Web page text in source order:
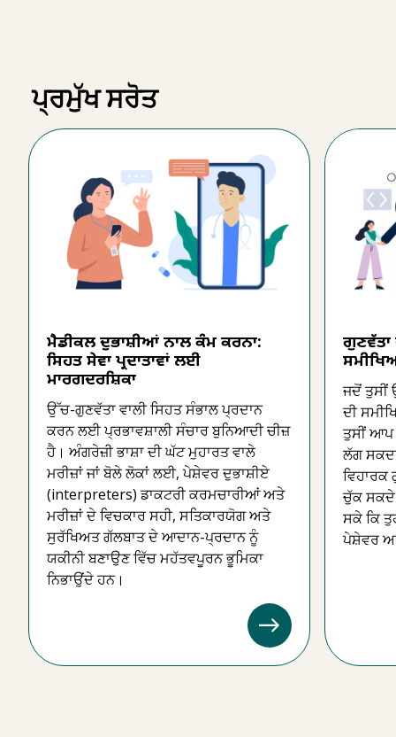
ਪ੍ਰਮੁੱਖ ਸਰੋਤ
ਮੈਡੀਕਲ ਦੁਭਾਸ਼ੀਆਂ ਨਾਲ ਕੰਮ ਕਰਨਾ:
ਸਿਹਤ ਸੇਵਾ ਪ੍ਰਦਾਤਾਵਾਂ ਲਈ
ਮਾਰਗਦਰਸ਼ਿਕਾ
ਉੱਚ-ਗੁਣਵੱਤਾ ਵਾਲੀ ਸਿਹਤ ਸੰਭਾਲ ਪ੍ਰਦਾਨ
ਕਰਨ ਲਈ ਪ੍ਰਭਾਵਸ਼ਾਲੀ ਸੰਚਾਰ ਬੁਨਿਆਦੀ ਚੀਜ਼
ਹੈ। ਅੰਗਰੇਜ਼ੀ ਭਾਸ਼ਾ ਦੀ ਘੱਟ ਮੁਹਾਰਤ ਵਾਲੇ
ਮਰੀਜ਼ਾਂ ਜਾਂ ਬੋਲੇ ਲੋਕਾਂ ਲਈ, ਪੇਸ਼ੇਵਰ ਦੁਭਾਸ਼ੀਏ
(interpreters) ਡਾਕਟਰੀ ਕਰਮਚਾਰੀਆਂ ਅਤੇ
ਮਰੀਜ਼ਾਂ ਦੇ ਵਿਚਕਾਰ ਸਹੀ, ਸਤਿਕਾਰਯੋਗ ਅਤੇ
ਸੁਰੱਖਿਅਤ ਗੱਲਬਾਤ ਦੇ ਆਦਾਨ-ਪ੍ਰਦਾਨ ਨੂੰ
ਯਕੀਨੀ ਬਣਾਉਣ ਵਿੱਚ ਮਹੱਤਵਪੂਰਨ ਭੂਮਿਕਾ
ਨਿਭਾਉਂਦੇ ਹਨ।
ਗੁਣਵੱਤਾ
ਜਦੋਂ ਤੁਸੀਂ
ਦੀ
ਤੁਸੀਂ ਆਪ
ਲੱਗ
ਵਿਹਾਰਕ
ਚੁੱਕ ਸਕਦੇ
ਸਕੇ ਕਿ
ਪੇਸ਼ੇਵਰ